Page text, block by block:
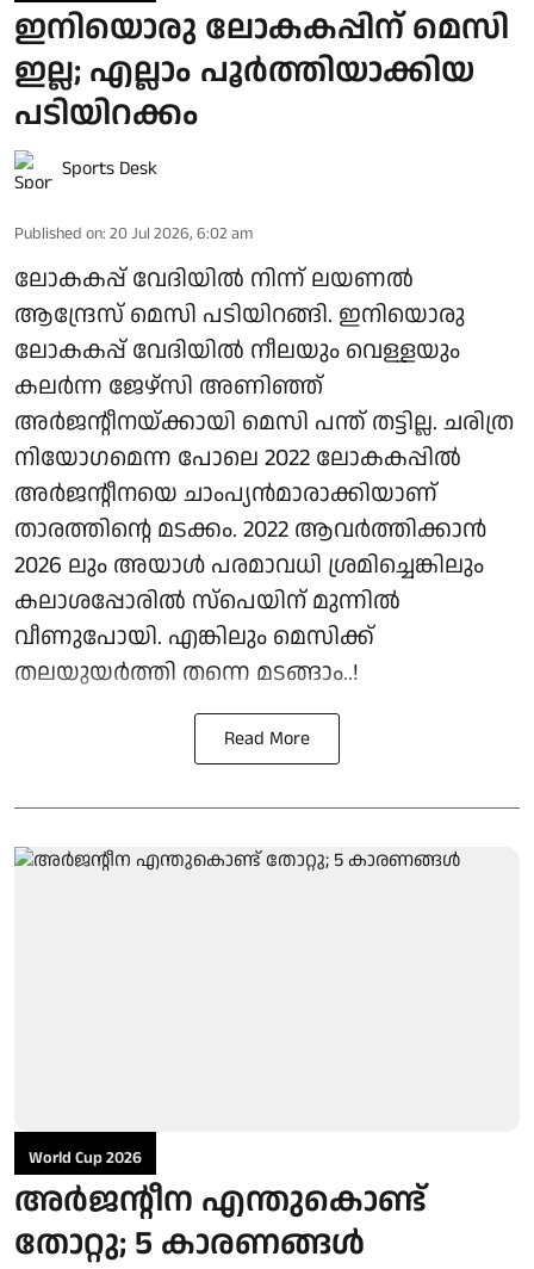
ഇനിയൊരു ലോകകപ്പിന് മെസി
ഇല്ല; എല്ലാം പൂർത്തിയാക്കിയ
പടിയിറക്കം
Sports Desk
Published on: 20 Jul 2026, 6:02 am
ലോകകപ്പ് വേദിയിൽ നിന്ന് ലയണൽ
ആന്ദ്രേസ് മെസി പടിയിറങ്ങി. ഇനിയൊരു
ലോകകപ്പ് വേദിയിൽ നീലയും വെള്ളയും
കലർന്ന ജേഴ്‌സി അണിഞ്ഞ്
അർജന്റീനയ്ക്കായി മെസി പന്ത് തട്ടില്ല. ചരിത്ര
നിയോഗമെന്ന പോലെ 2022 ലോകകപ്പിൽ
അർജന്റീനയെ ചാംപ്യൻമാരാക്കിയാണ്
താരത്തിന്റെ മടക്കം. 2022 ആവർത്തിക്കാൻ
2026 ലും അയാൾ പരമാവധി ശ്രമിച്ചെങ്കിലും
കലാശപ്പോരിൽ സ്‌പെയിന് മുന്നിൽ
വീണുപോയി. എങ്കിലും മെസിക്ക്
തലയുയർത്തി തന്നെ മടങ്ങാം..!
Read More
World Cup 2026
അര്‍ജന്റീന എന്തുകൊണ്ട്
തോറ്റു; 5 കാരണങ്ങള്‍